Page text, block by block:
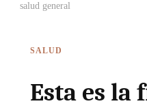
salud general
SALUD
Esta es la